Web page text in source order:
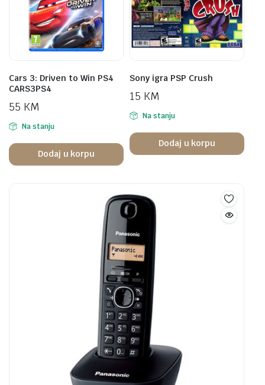
Cars 3: Driven to Win PS4
CARS3PS4
55 KM
Na stanju
Dodaj u korpu
Sony igra PSP Crush
15 KM
Na stanju
Dodaj u korpu